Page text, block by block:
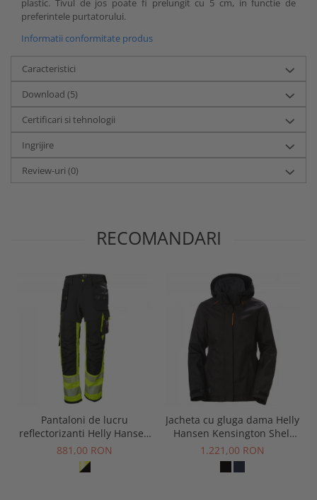
plastic. Tivul de jos poate fi prelungit cu 5 cm, in functie de
preferintele purtatorului.
Informatii conformitate produs
Caracteristici
Download (5)
Certificari si tehnologii
Ingrijire
Review-uri (0)
RECOMANDARI
Pantaloni de lucru
reflectorizanti Helly Hansen
ICU Construction CL1
881,00 RON
Jacheta cu gluga dama Helly
Hansen Kensington Shell
Jacket
1.221,00 RON